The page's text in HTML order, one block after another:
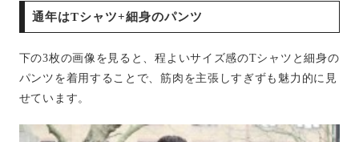
通年はTシャツ+細身のパンツ
下の3枚の画像を見ると、程よいサイズ感のTシャツと細身の
パンツを着用することで、筋肉を主張しすぎずも魅力的に見
せています。